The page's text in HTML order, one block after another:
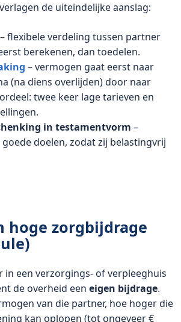
de uiteindelijke aanslag:
– flexibele verdeling tussen partner
berekenen, dan toedelen.
– vermogen gaat eerst naar
(na diens overlijden) door naar
twee keer lage tarieven en
in testamentvorm –
doelen, zodat zij belastingvrij
hoge zorgbijdrage
in een verzorgings- of verpleeghuis
de overheid een eigen bijdrage.
van die partner, hoe hoger die
kan oplopen (tot ongeveer €